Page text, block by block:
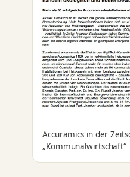
Accuramics in der
„Kommunalwirtschaft“